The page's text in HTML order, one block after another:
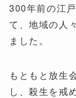
300年前の江
て、地域の人
ました。
もともと放生
し、殺生を戒